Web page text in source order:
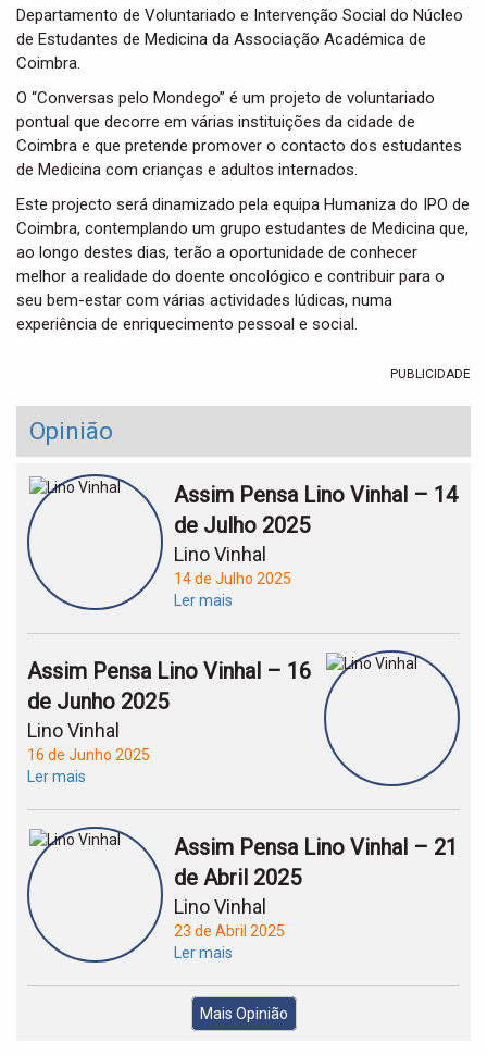
Departamento de Voluntariado e Intervenção Social do Núcleo
de Estudantes de Medicina da Associação Académica de
Coimbra.
O “Conversas pelo Mondego” é um projeto de voluntariado
pontual que decorre em várias instituições da cidade de
Coimbra e que pretende promover o contacto dos estudantes
de Medicina com crianças e adultos internados.
Este projecto será dinamizado pela equipa Humaniza do IPO de
Coimbra, contemplando um grupo estudantes de Medicina que,
ao longo destes dias, terão a oportunidade de conhecer
melhor a realidade do doente oncológico e contribuir para o
seu bem-estar com várias actividades lúdicas, numa
experiência de enriquecimento pessoal e social.
PUBLICIDADE
Opinião
Assim Pensa Lino Vinhal – 14
de Julho 2025
Lino Vinhal
14 de Julho 2025
Ler mais
Assim Pensa Lino Vinhal – 16
de Junho 2025
Lino Vinhal
16 de Junho 2025
Ler mais
Assim Pensa Lino Vinhal – 21
de Abril 2025
Lino Vinhal
23 de Abril 2025
Ler mais
Mais Opinião